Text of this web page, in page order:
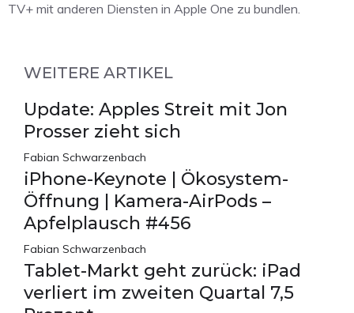
TV+ mit anderen Diensten in Apple One zu bundlen.
WEITERE ARTIKEL
Update: Apples Streit mit Jon
Prosser zieht sich
Fabian Schwarzenbach
iPhone-Keynote | Ökosystem-
Öffnung | Kamera-AirPods –
Apfelplausch #456
Fabian Schwarzenbach
Tablet-Markt geht zurück: iPad
verliert im zweiten Quartal 7,5